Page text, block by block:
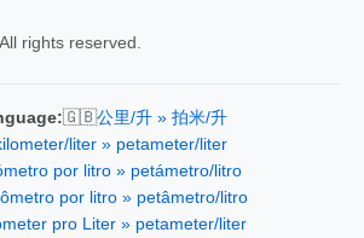
rights reserved.
🇬🇧公里/升 » 拍米/升
liter » petameter/liter
por litro » petámetro/litro
por litro » petâmetro/litro
pro Liter » petameter/liter